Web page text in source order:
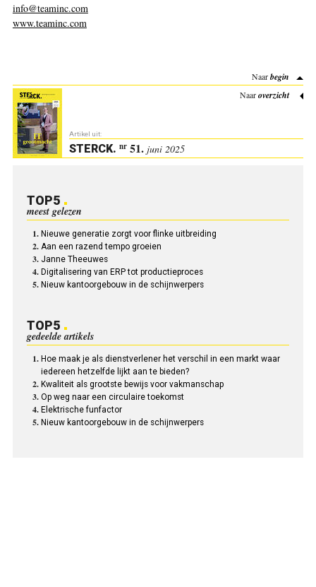
info@teaminc.com
www.teaminc.com
Naarbegin
Naaroverzicht
Artikel uit:
STERCK. nr51. juni 2025
TOP5
meest gelezen
Nieuwe generatie zorgt voor flinke uitbreiding
Aan een razend tempo groeien
Janne Theeuwes
Digitalisering van ERP tot productieproces
Nieuw kantoorgebouw in de schijnwerpers
TOP5
gedeelde artikels
Hoe maak je als dienstverlener het verschil in een markt waar
iedereen hetzelfde lijkt aan te bieden?
Kwaliteit als grootste bewijs voor vakmanschap
Op weg naar een circulaire toekomst
Elektrische funfactor
Nieuw kantoorgebouw in de schijnwerpers